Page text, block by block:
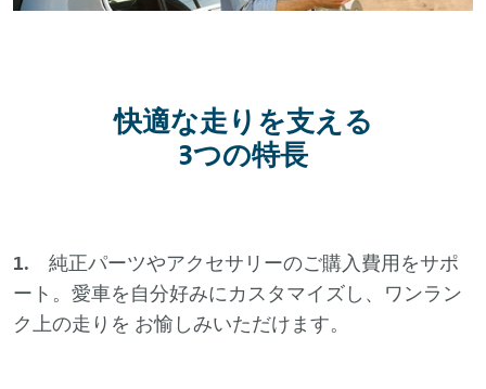
快適な走りを支える
3つの特長
1. 純正パーツやアクセサリーのご購入費用をサポ
ート。愛車を自分好みにカスタマイズし、ワンラン
ク上の走りを お愉しみいただけます。